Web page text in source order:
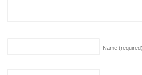
Name (required)